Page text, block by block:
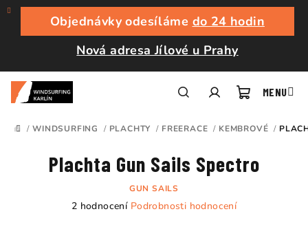
Přejít
obsah
Objednávky odesíláme do 24 hodin
Nová adresa Jílové u Prahy
DOMŮ
/ WINDSURFING / PLACHTY / FREERACE / KEMBROVÉ /
Plachta Gun Sails Spectro
GUN SAILS
Průměrné
2 hodnocení Podrobnosti hodnocení